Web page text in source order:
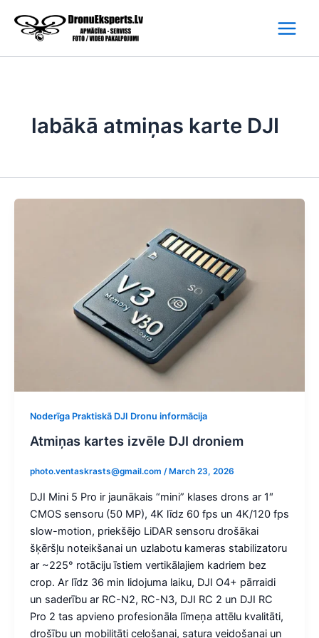
content
labākā atmiņas karte DJI
Noderīga Praktiskā DJI Dronu informācija
Atmiņas kartes izvēle DJI droniem
photo.ventaskrasts@gmail.com / March 23, 2026
DJI Mini 5 Pro ir jaunākais “mini” klases drons ar 1″
CMOS sensoru (50 MP), 4K līdz 60 fps un 4K/120 fps
slow-motion, priekšējo LiDAR sensoru drošākai
šķēršļu noteikšanai un uzlabotu kameras stabilizatoru
ar ~225° rotāciju īstiem vertikālajiem kadriem bez
crop. Ar līdz 36 min lidojuma laiku, DJI O4+ pārraidi
un saderību ar RC-N2, RC-N3, DJI RC 2 un DJI RC
Pro 2 tas apvieno profesionāla līmeņa attēlu kvalitāti,
drošību un mobilitāti ceļošanai, satura veidošanai un